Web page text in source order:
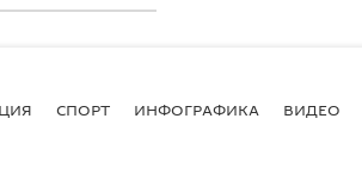
СПОРТ ИНФОГРАФИКА ВИДЕО